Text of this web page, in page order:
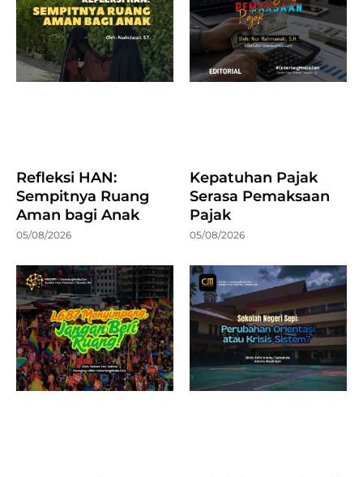
Refleksi HAN:
Sempitnya Ruang
Aman bagi Anak
05/08/2026
Kepatuhan Pajak
Serasa Pemaksaan
Pajak
05/08/2026